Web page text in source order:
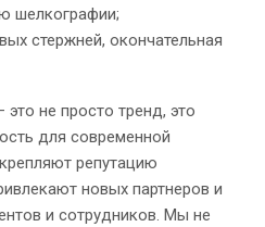
шелкографии;
стержней, окончательная
не просто тренд, это
для современной
репутацию
новых партнеров и
и сотрудников. Мы не